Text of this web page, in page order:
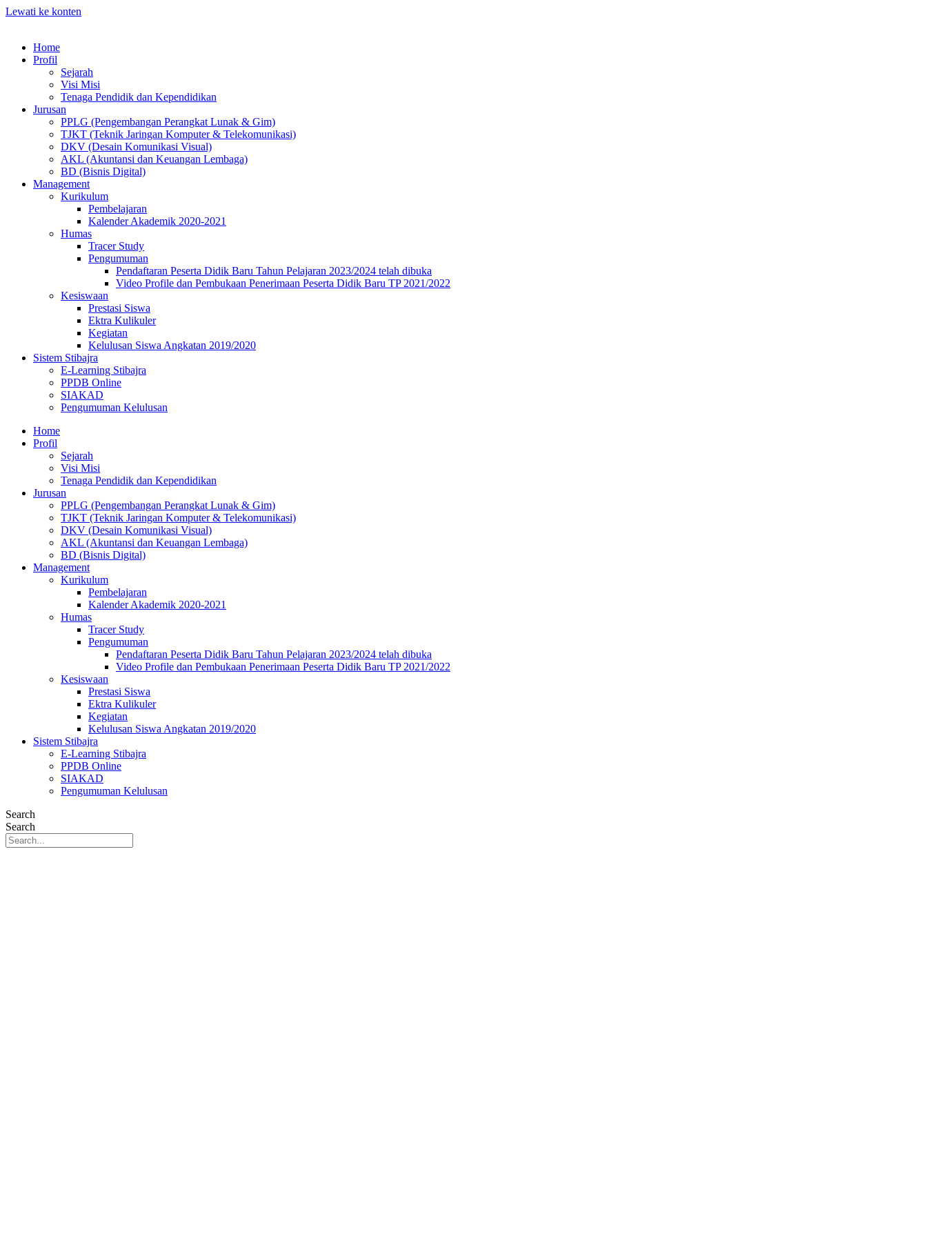
Lewati ke konten
Home
Profil
Sejarah
Visi Misi
Tenaga Pendidik dan Kependidikan
Jurusan
PPLG (Pengembangan Perangkat Lunak & Gim)
TJKT (Teknik Jaringan Komputer & Telekomunikasi)
DKV (Desain Komunikasi Visual)
AKL (Akuntansi dan Keuangan Lembaga)
BD (Bisnis Digital)
Management
Kurikulum
Pembelajaran
Kalender Akademik 2020-2021
Humas
Tracer Study
Pengumuman
Pendaftaran Peserta Didik Baru Tahun Pelajaran 2023/2024 telah dibuka
Video Profile dan Pembukaan Penerimaan Peserta Didik Baru TP 2021/2022
Kesiswaan
Prestasi Siswa
Ektra Kulikuler
Kegiatan
Kelulusan Siswa Angkatan 2019/2020
Sistem Stibajra
E-Learning Stibajra
PPDB Online
SIAKAD
Pengumuman Kelulusan
Home
Profil
Sejarah
Visi Misi
Tenaga Pendidik dan Kependidikan
Jurusan
PPLG (Pengembangan Perangkat Lunak & Gim)
TJKT (Teknik Jaringan Komputer & Telekomunikasi)
DKV (Desain Komunikasi Visual)
AKL (Akuntansi dan Keuangan Lembaga)
BD (Bisnis Digital)
Management
Kurikulum
Pembelajaran
Kalender Akademik 2020-2021
Humas
Tracer Study
Pengumuman
Pendaftaran Peserta Didik Baru Tahun Pelajaran 2023/2024 telah dibuka
Video Profile dan Pembukaan Penerimaan Peserta Didik Baru TP 2021/2022
Kesiswaan
Prestasi Siswa
Ektra Kulikuler
Kegiatan
Kelulusan Siswa Angkatan 2019/2020
Sistem Stibajra
E-Learning Stibajra
PPDB Online
SIAKAD
Pengumuman Kelulusan
Search
Search